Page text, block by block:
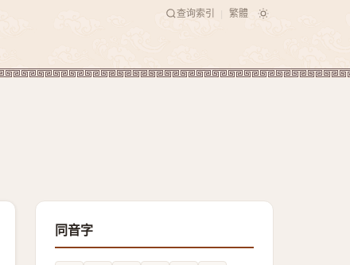
查询索引 繁體
同音字